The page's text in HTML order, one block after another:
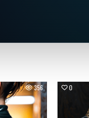
356 0